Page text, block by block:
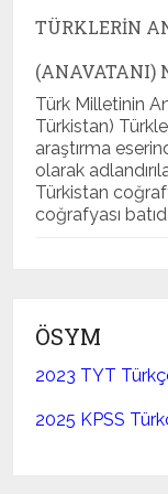
TÜRKLERIN
(ANAVATANI)
Türk Milletinin
Türkistan)
araştırma
olarak
Türkistan
coğrafyası
ÖSYM
2023 TYT
2025 KPSS